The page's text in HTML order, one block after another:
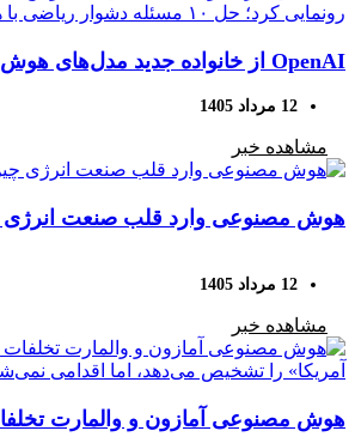
12 مرداد 1405
مشاهده خبر
هوش مصنوعی وارد قلب صنعت
12 مرداد 1405
مشاهده خبر
هوش مصنوعی آمازون و والمارت